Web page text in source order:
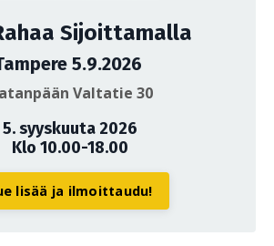
Sijoittamalla
5.9.2026
Valtatie 30
5. syyskuuta 2026
Klo 10.00-18.00
lisää ja ilmoittaudu!